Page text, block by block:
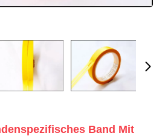
Band Mit